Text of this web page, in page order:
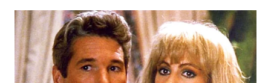
TIMUR
WN
SEMARANG